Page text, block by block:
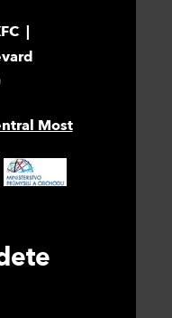
|
Most